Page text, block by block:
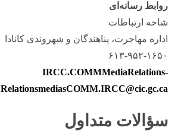
روابط رسانه‌ای
شاخه ارتباطات
اداره مهاجرت، پناهندگان و شهروندی کانادا
۶۱۳-۹۵۲-۱۶۵۰
IRCC.COMMMediaRelations-
RelationsmediasCOMM.IRCC@cic.gc.ca
سؤالات متداول